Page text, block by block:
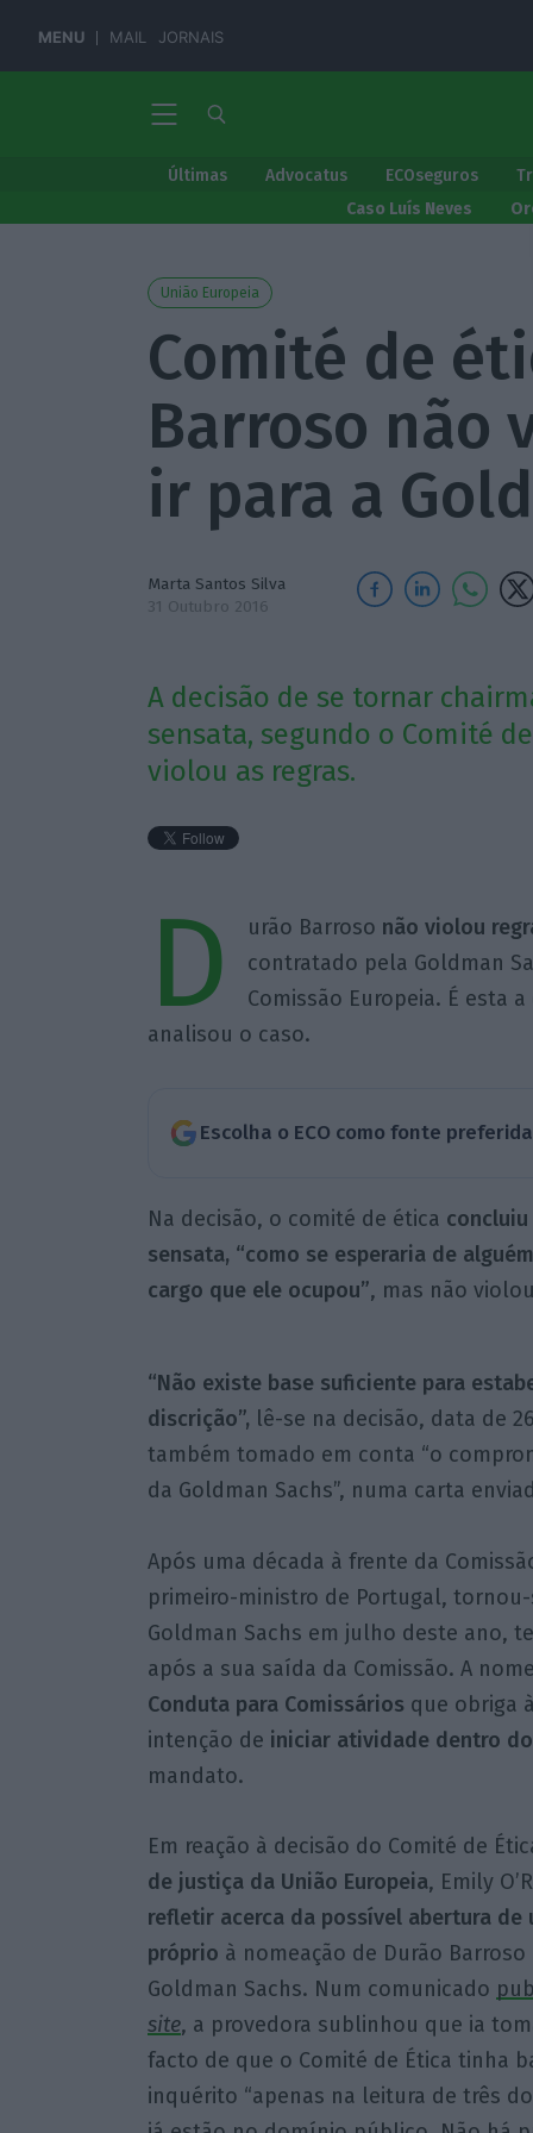
MENU MAIL JORNAIS
Últimas Advocatus ECOseguros
Caso Luís Neves
União Europeia
Comité de
Barroso não
ir para a
Marta Santos Silva
31 Outubro 2016
A decisão de se tornar
sensata, segundo o Comité
violou as regras.
D urão Barroso não violou
contratado pela Goldman
Comissão Europeia. É esta
analisou o caso.
Escolha o ECO como fonte
Na decisão, o comité de ética
sensata, “como se esperaria de
cargo que ele ocupou”, mas não
“Não existe base suficiente para
discrição”, lê-se na decisão, data de
também tomado em conta “o
da Goldman Sachs”, numa carta
Após uma década à frente da
primeiro-ministro de Portugal, tornou-
Goldman Sachs em julho deste ano,
após a sua saída da Comissão. A
Conduta para Comissários que obriga
intenção de iniciar atividade dentro
mandato.
Em reação à decisão do Comité de
de justiça da União Europeia, Emily
refletir acerca da possível abertura de
próprio à nomeação de Durão Barroso
Goldman Sachs. Num comunicado
site, a provedora sublinhou que ia
facto de que o Comité de Ética tinha
inquérito “apenas na leitura de três